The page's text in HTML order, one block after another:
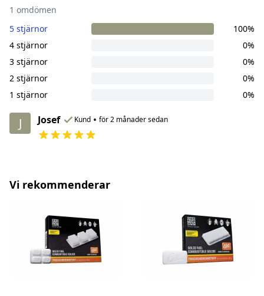
1 omdömen
5 stjärnor
100%
4 stjärnor
0%
3 stjärnor
0%
2 stjärnor
0%
1 stjärnor
0%
J Josef Kund • för 2 månader sedan
Vi rekommenderar